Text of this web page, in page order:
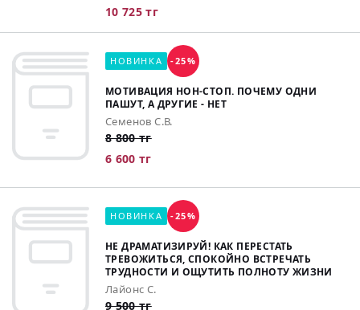
10 725 тг
НОВИНКА -25%
МОТИВАЦИЯ НОН-СТОП. ПОЧЕМУ ОДНИ
ПАШУТ, А ДРУГИЕ - НЕТ
Семенов С.В.
8 800 тг
6 600 тг
НОВИНКА -25%
НЕ ДРАМАТИЗИРУЙ! КАК ПЕРЕСТАТЬ
ТРЕВОЖИТЬСЯ, СПОКОЙНО ВСТРЕЧАТЬ
ТРУДНОСТИ И ОЩУТИТЬ ПОЛНОТУ ЖИЗНИ
Лайонс С.
9 500 тг